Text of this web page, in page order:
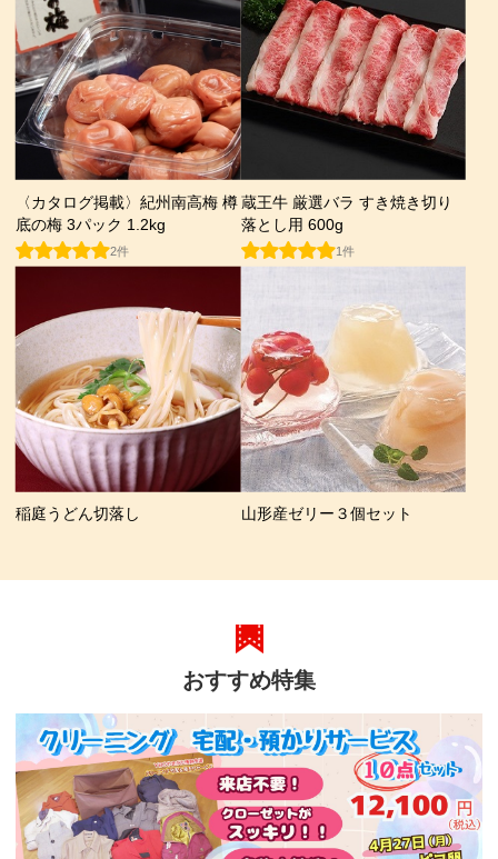
〈カタログ掲載〉紀州南高梅 樽
底の梅 3パック 1.2kg
2件
蔵王牛 厳選バラ すき焼き切り
落とし用 600g
1件
稲庭うどん切落し 山形産ゼリー３個セット
おすすめ特集